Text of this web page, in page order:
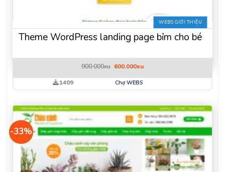
WEBS GIỚI THIỆU
Theme WordPress landing page bỉm cho bé
900.000xu Giá
là:
900.000xu.
600.000xuGiá
tại
1409 Chợ WEBS
-33%